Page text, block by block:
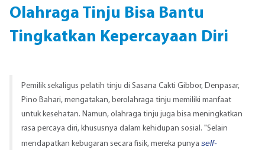
Olahraga Tinju Bisa Bantu
Tingkatkan Kepercayaan Diri
Pemilik sekaligus pelatih tinju di Sasana Cakti Gibbor, Denpasar,
Pino Bahari, mengatakan, berolahraga tinju memiliki manfaat
untuk kesehatan. Namun, olahraga tinju juga bisa meningkatkan
rasa percaya diri, khususnya dalam kehidupan sosial. "Selain
mendapatkan kebugaran secara fisik, mereka punya self-